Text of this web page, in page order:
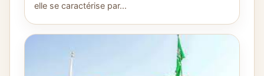
elle se caractérise par...